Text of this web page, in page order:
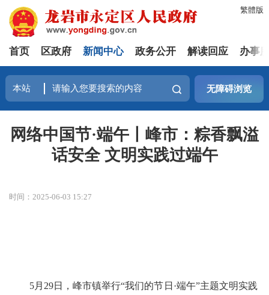
繁體版
首页 区政府 新闻中心 政务公开 解读回应 办事
无障碍浏览
网络中国节·端午丨峰市：粽香飘溢
话安全 文明实践过端午
时间：2025-06-03 15:27
5月29日，峰市镇举行“我们的节日·端午”主题文明实践